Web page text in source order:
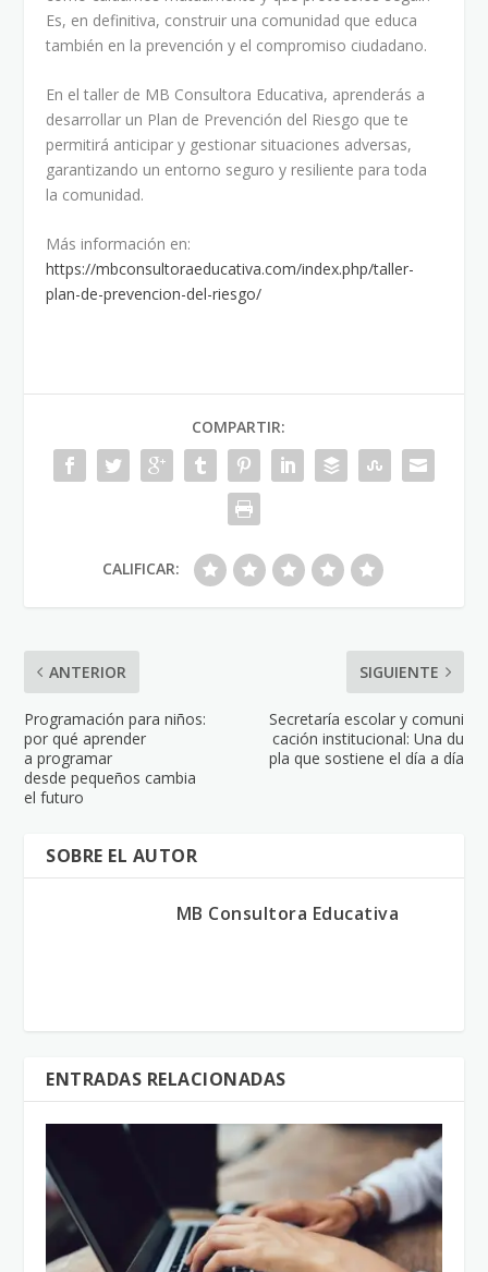
Es, en definitiva, construir una comunidad que educa
también en la prevención y el compromiso ciudadano.
En el taller de MB Consultora Educativa, aprenderás a
desarrollar un Plan de Prevención del Riesgo que te
permitirá anticipar y gestionar situaciones adversas,
garantizando un entorno seguro y resiliente para toda
la comunidad.
Más información en:
https://mbconsultoraeducativa.com/index.php/taller-
plan-de-prevencion-del-riesgo/
COMPARTIR:
CALIFICAR:
ANTERIOR
Programación para niños:
por qué aprender
a programar
desde pequeños cambia
el futuro
SIGUIENTE
Secretaría escolar y comuni
cación institucional: Una du
pla que sostiene el día a día
SOBRE EL AUTOR
MB Consultora Educativa
ENTRADAS RELACIONADAS